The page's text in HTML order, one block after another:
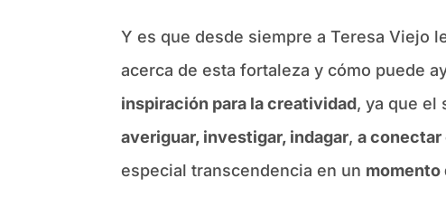
Y es que desde siempre a Teresa Viejo
acerca de esta fortaleza y cómo puede
inspiración para la creatividad, ya que el
averiguar, investigar, indagar,a conectar
especial transcendencia en un momento